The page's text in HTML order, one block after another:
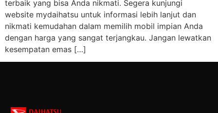
terbaik yang bisa Anda nikmati. Segera kunjungi
website mydaihatsu untuk informasi lebih lanjut dan
nikmati kemudahan dalam memilih mobil impian Anda
dengan harga yang sangat terjangkau. Jangan lewatkan
kesempatan emas […]